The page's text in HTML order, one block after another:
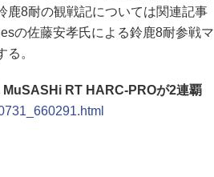
鹿8耐の観戦記については関連記事
の佐藤安孝氏による鈴鹿8耐参戦マ
。
RT HARC-PROが2連覇